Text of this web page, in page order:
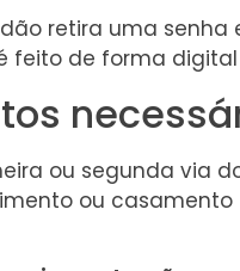
retira uma
feito de forma
ou segunda via
ou